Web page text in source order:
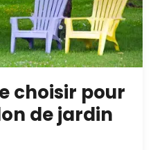
choisir pour
de jardin